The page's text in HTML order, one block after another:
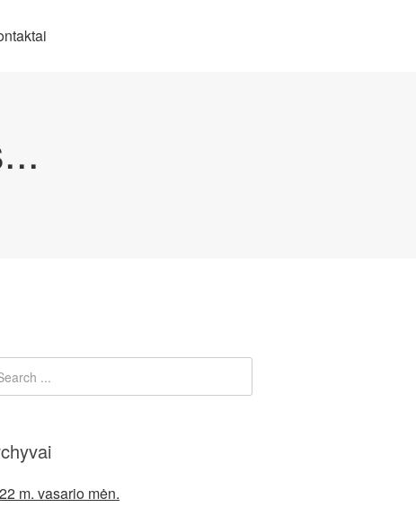
m. vasario mėn.